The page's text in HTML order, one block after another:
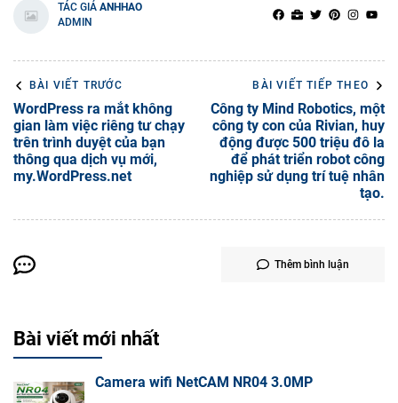
TÁC GIẢ ANHHAO
ADMIN
BÀI VIẾT TRƯỚC
WordPress ra mắt không
gian làm việc riêng tư chạy
trên trình duyệt của bạn
thông qua dịch vụ mới,
my.WordPress.net
BÀI VIẾT TIẾP THEO
Công ty Mind Robotics, một
công ty con của Rivian, huy
động được 500 triệu đô la
để phát triển robot công
nghiệp sử dụng trí tuệ nhân
tạo.
Thêm bình luận
Bài viết mới nhất
Camera wifi NetCAM NR04 3.0MP